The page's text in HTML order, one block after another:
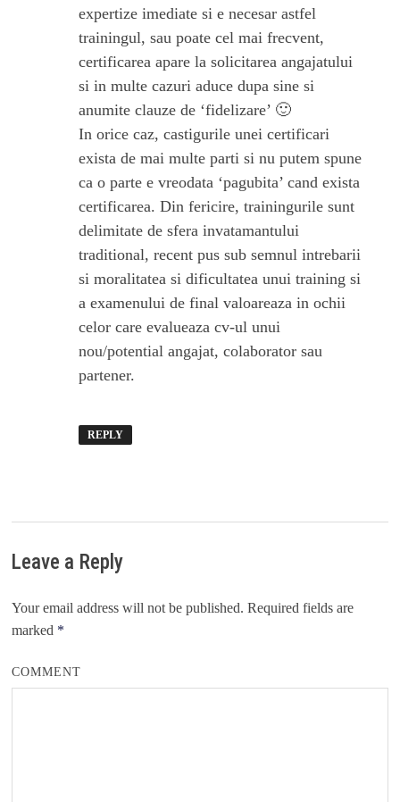
expertize imediate si e necesar astfel
trainingul, sau poate cel mai frecvent,
certificarea apare la solicitarea angajatului
si in multe cazuri aduce dupa sine si
anumite clauze de ‘fidelizare’ 🙂
In orice caz, castigurile unei certificari
exista de mai multe parti si nu putem spune
ca o parte e vreodata ‘pagubita’ cand exista
certificarea. Din fericire, trainingurile sunt
delimitate de sfera invatamantului
traditional, recent pus sub semnul intrebarii
si moralitatea si dificultatea unui training si
a examenului de final valoareaza in ochii
celor care evalueaza cv-ul unui
nou/potential angajat, colaborator sau
partener.
REPLY
Leave a Reply
Your email address will not be published. Required fields are
marked *
COMMENT